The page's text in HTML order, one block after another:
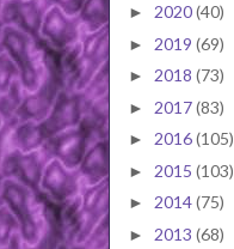
► 2020(40)
► 2019 (69)
► 2018 (73)
► 2017(83)
► 2016(105)
► 2015 (103)
► 2014(75)
► 2013 (68)